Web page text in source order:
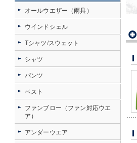
オールウエザー（雨具）
ウインドシェル
Tシャツ/スウェット
シャツ
パンツ
ベスト
ファンブロー（ファン対応ウエ
ア）
アンダーウエア